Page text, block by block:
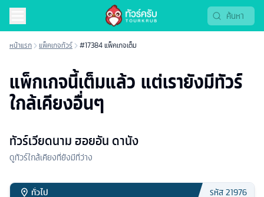
หน้าแรก แพ็คเกจทัวร์ #17384 แพ็คเกจเต็ม
แพ็กเกจนี้เต็มแล้ว แต่เรายังมีทัวร์
ใกล้เคียงอื่นๆ
ทัวร์เวียดนาม ฮอยอัน ดานัง
ดูทัวร์ใกล้เคียงที่ยังมีที่ว่าง
ทั่วไป รหัส21976